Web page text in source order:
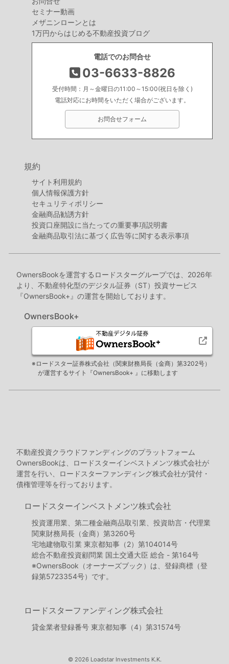
セミナー動画
メザニンローンとは
1万円からはじめる不動産投資ブログ
電話でのお問合せ
03-6633-8826
受付時間：月～金曜日の11:00～15:00(祝日を除く)
電話対応にお時間をいただく場合がございます。
お問合せフォーム
規約
サイト利用規約
個人情報保護方針
セキュリティポリシー
金融商品勧誘方針
投資口座開設に当たっての重要事項説明書
金融商品取引法に基づく広告等に関する表示事項
OwnersBookを運営するロードスターグループでは、2026年
より、不動産特化型のデジタル証券（ST）投資サービス
『OwnersBook+』の運営を開始しております。
OwnersBook+
※ロードスター証券株式会社（関東財務局長（金商）第3202号）
が運営するサイト『OwnersBook+ 』に移動します
不動産投資クラウドファンディングのプラットフォーム
OwnersBookは、ロードスターインベストメンツ株式会社が
運営を行い、ロードスターファンディング株式会社が貸付・
債権管理等を行っております。
ロードスターインベストメンツ株式会社
投資運用業、第二種金融商品取引業、投資助言・代理業
関東財務局長（金商）第3260号
宅地建物取引業 東京都知事（2）第104014号
総合不動産投資顧問業 国土交通大臣 総合 - 第164号
※OwnersBook（オーナーズブック）は、登録商標（登
録第5723354号）です。
ロードスターファンディング株式会社
貸金業者登録番号 東京都知事（4）第31574号
© 2026 Loadstar Investments K.K.